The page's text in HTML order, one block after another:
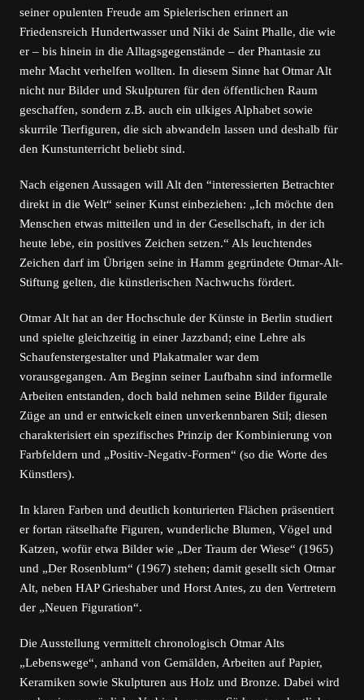
seiner opulenten Freude am Spielerischen erinnert an
Friedensreich Hundertwasser und Niki de Saint Phalle, die wie
er – bis hinein in die Alltagsgegenstände – der Phantasie zu
mehr Macht verhelfen wollten. In diesem Sinne hat Otmar Alt
nicht nur Bilder und Skulpturen für den öffentlichen Raum
geschaffen, sondern z.B. auch ein ulkiges Alphabet sowie
skurrile Tierfiguren, die sich abwandeln lassen und deshalb für
den Kunstunterricht beliebt sind.
Nach eigenen Aussagen will Alt den “interessierten Betrachter
direkt in die Welt“ seiner Kunst einbeziehen: „Ich möchte den
Menschen etwas mitteilen und in der Gesellschaft, in der ich
heute lebe, ein positives Zeichen setzen.“ Als leuchtendes
Zeichen darf im Übrigen seine in Hamm gegründete Otmar-Alt-
Stiftung gelten, die künstlerischen Nachwuchs fördert.
Otmar Alt hat an der Hochschule der Künste in Berlin studiert
und spielte gleichzeitig in einer Jazzband; eine Lehre als
Schaufenstergestalter und Plakatmaler war dem
vorausgegangen. Am Beginn seiner Laufbahn sind informelle
Arbeiten entstanden, doch bald nehmen seine Bilder figurale
Züge an und er entwickelt einen unverkennbaren Stil; diesen
charakterisiert ein spezifisches Prinzip der Kombinierung von
Farbfeldern und „Positiv-Negativ-Formen“ (so die Worte des
Künstlers).
In klaren Farben und deutlich konturierten Flächen präsentiert
er fortan rätselhafte Figuren, wunderliche Blumen, Vögel und
Katzen, wofür etwa Bilder wie „Der Traum der Wiese“ (1965)
und „Der Rosenblum“ (1967) stehen; damit gesellt sich Otmar
Alt, neben HAP Grieshaber und Horst Antes, zu den Vertretern
der „Neuen Figuration“.
Die Ausstellung vermittelt chronologisch Otmar Alts
„Lebenswege“, anhand von Gemälden, Arbeiten auf Papier,
Keramiken sowie Skulpturen aus Holz und Bronze. Dabei wird